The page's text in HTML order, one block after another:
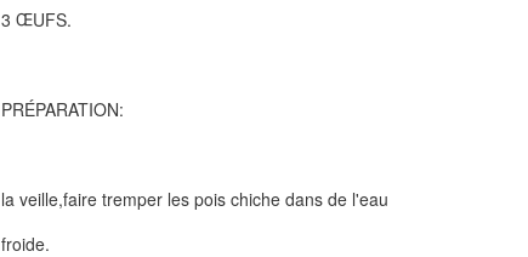
3 ŒUFS.
PRÉPARATION:
la veille,faire tremper les pois chiche dans de l'eau
froide.